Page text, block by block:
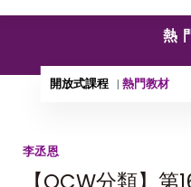
熱
開放式課程 熱門教材
李丞恩
【OCW分類】